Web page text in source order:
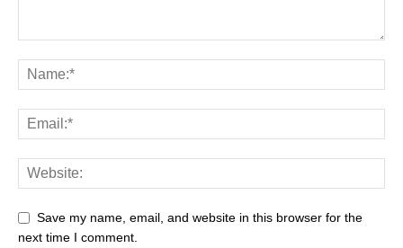
Save my name, email, and website in this browser for the
next time I comment.